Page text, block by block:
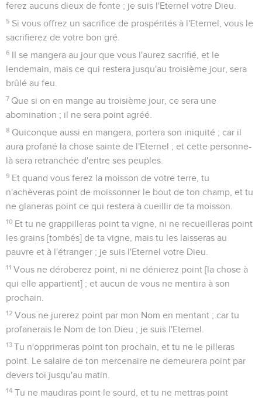
ferez aucuns dieux de fonte ; je suis l'Eternel votre Dieu.
5 Si vous offrez un sacrifice de prospérités à l'Eternel, vous le
sacrifierez de votre bon gré.
6 II se mangera au jour que vous l'aurez sacrifié, et le
lendemain, mais ce qui restera jusqu'au troisième jour, sera
brûlé au feu.
7 Que si on en mange au troisième jour, ce sera une
abomination ; il ne sera point agréé.
8 Quiconque aussi en mangera, portera son iniquité ; car il
aura profané la chose sainte de l'Eternel ; et cette personne-
là sera retranchée d'entre ses peuples.
9 Et quand vous ferez la moisson de votre terre, tu
n'achèveras point de moissonner le bout de ton champ, et tu
ne glaneras point ce qui restera à cueillir de ta moisson.
10 Et tu ne grappilleras point ta vigne, ni ne recueilleras point
les grains [tombés] de ta vigne, mais tu les laisseras au
pauvre et à l'étranger ; je suis l'Eternel votre Dieu.
11 Vous ne déroberez point, ni ne dénierez point [la chose à
qui elle appartient] ; et aucun de vous ne mentira à son
prochain.
12 Vous ne jurerez point par mon Nom en mentant ; car tu
profanerais le Nom de ton Dieu ; je suis l'Eternel.
13 Tu n'opprimeras point ton prochain, et tu ne le pilleras
point. Le salaire de ton mercenaire ne demeurera point par
devers toi jusqu'au matin.
14 Tu ne maudiras point le sourd, et tu ne mettras point